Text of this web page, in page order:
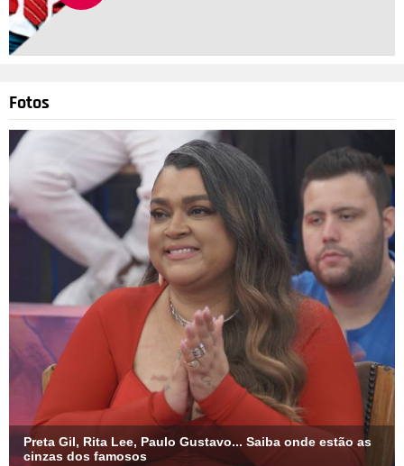
Fotos
Preta Gil, Rita Lee, Paulo Gustavo... Saiba onde estão as
cinzas dos famosos